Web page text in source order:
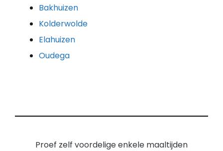
Bakhuizen
Kolderwolde
Elahuizen
Oudega
Proef zelf voordelige enkele maaltijden